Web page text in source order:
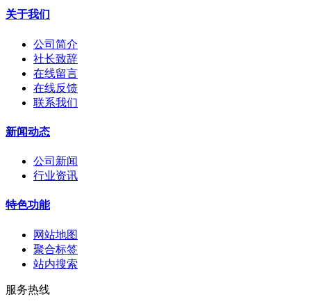
关于我们
公司简介
社长致辞
在线留言
在线反馈
联系我们
新闻动态
公司新闻
行业资讯
特色功能
网站地图
聚合标签
站内搜索
服务热线